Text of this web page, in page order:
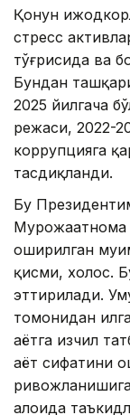
Қонун
стресс
тўғрисида ва
Бундан
2025 йилгача
режаси, 2022-
коррупцияга
тасдиқланди.
Бу
Мурожаатнома
оширилган
қисми, холос.
эттирилади.
томонидан
ҳаётга изчил
ҳаёт сифатини
алоҳида